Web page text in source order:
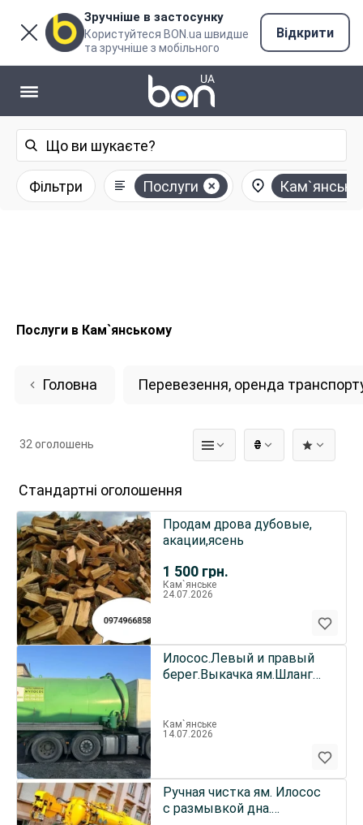
Зручніше в застосунку
Користуйтеся BON.ua швидше
та зручніше з мобільного
Відкрити
Фільтри Послуги Кам`янське
Послуги в Кам`янському
Головна Перевезення, оренда
₴
32 оголошень
Стандартні оголошення
1 500 грн.
Продам дрова дубовые,
акации,ясень
Кам`янське
24.07.2026
Илосос.Левый и правый
берег.Выкачка ям.Шланг
Кам`янське
14.07.2026
Ручная чистка ям. Илосос
с размывкой дна.